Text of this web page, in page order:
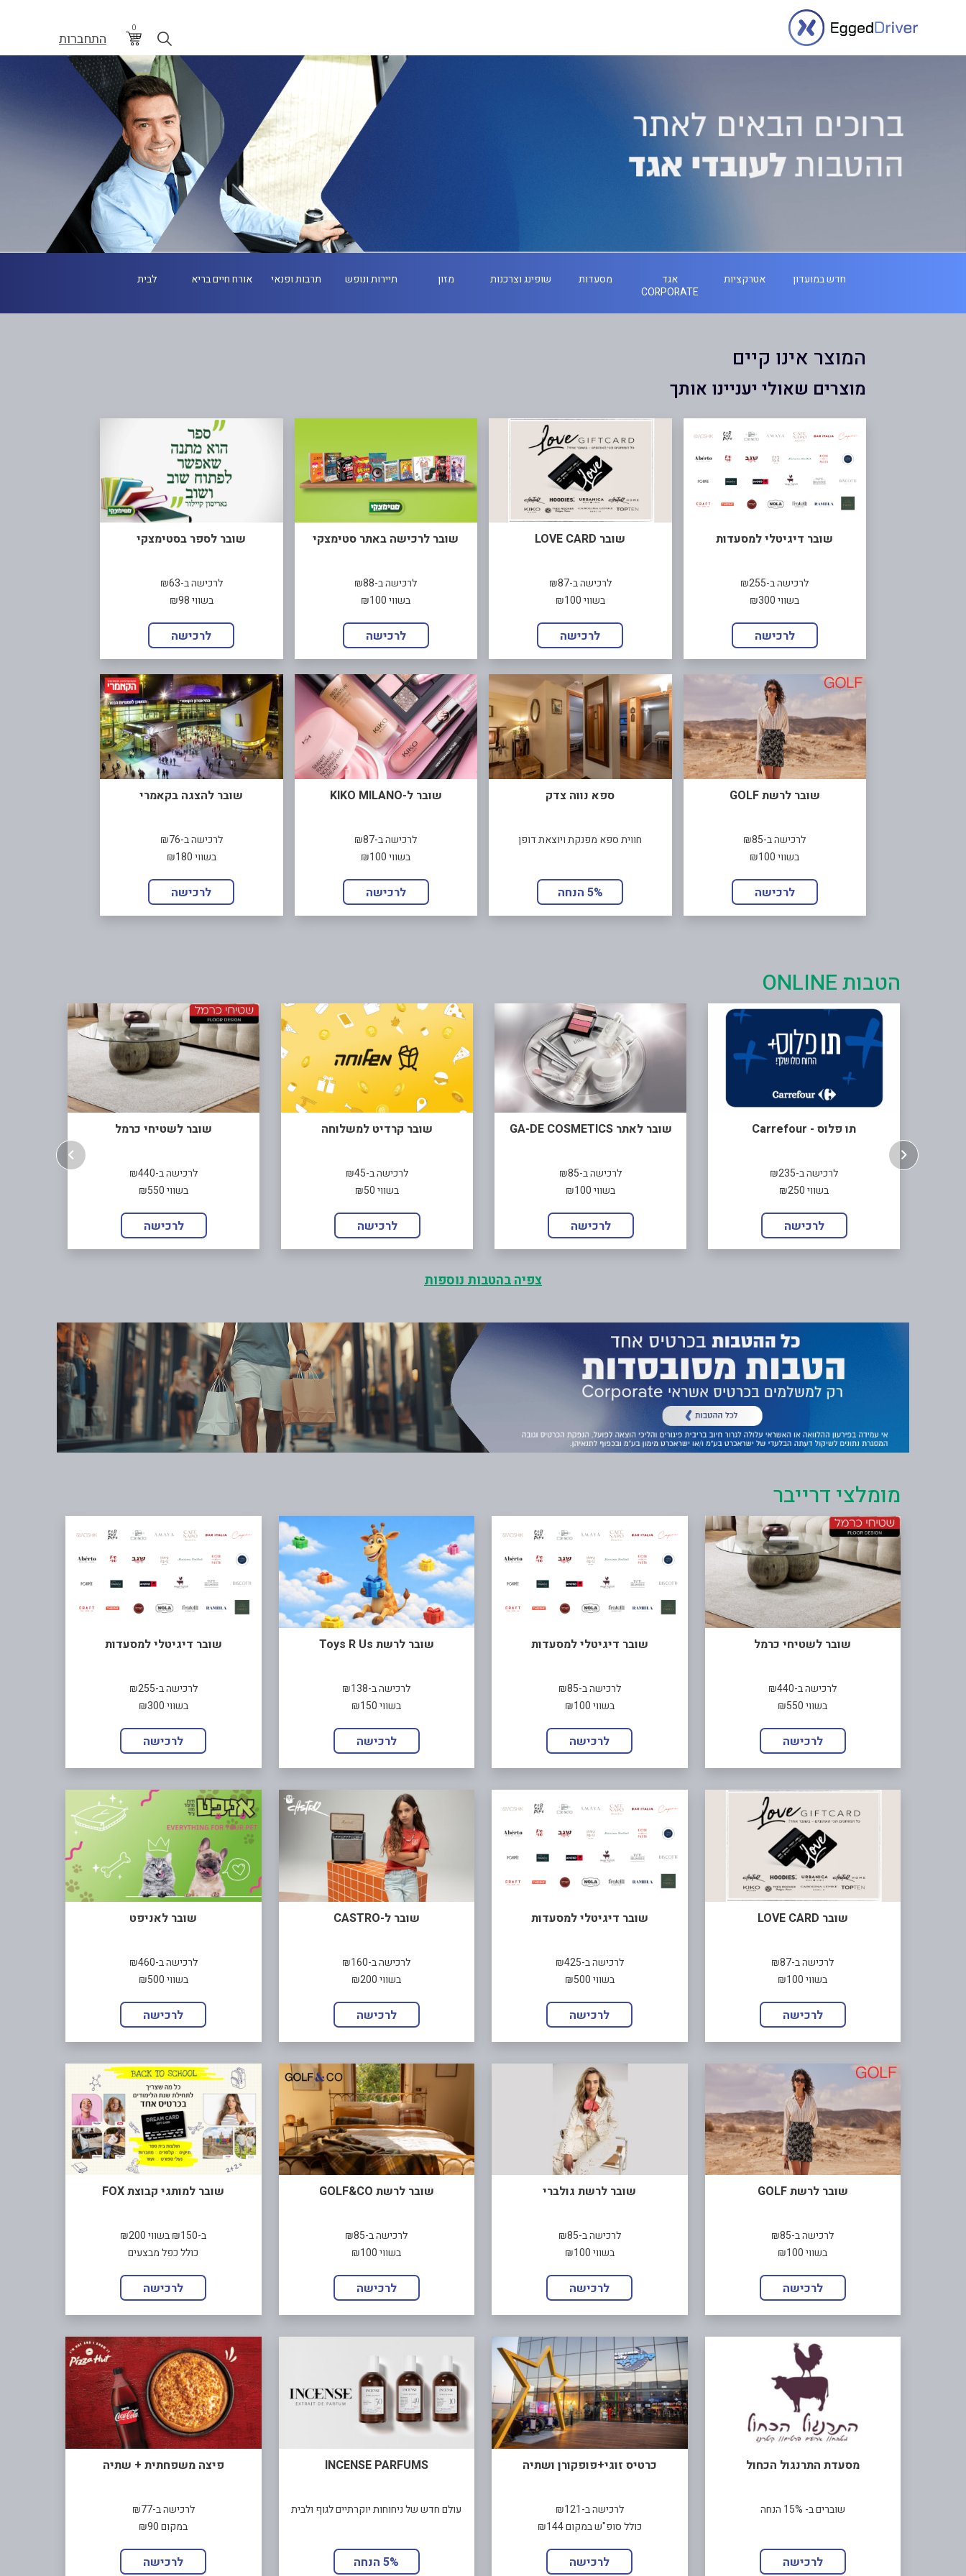
0
התחברות
חדש במועדון אטרקציות
אגד
CORPORATE
מסעדות שופינג וצרכנות מזון תיירות ונופש תרבות ופנאי אורח חיים בריא לבית
המוצר אינו קיים
מוצרים שאולי יעניינו אותך
שובר דיגיטלי למסעדות
לרכישה ב-₪255
בשווי ₪300
לרכישה
שובר LOVE CARD
לרכישה ב-₪87
בשווי ₪100
לרכישה
שובר לרכישה באתר סטימצקי
לרכישה ב-₪88
בשווי ₪100
לרכישה
שובר לספר בסטימצקי
לרכישה ב-₪63
בשווי ₪98
לרכישה
שובר לרשת GOLF
לרכישה ב-₪85
בשווי ₪100
לרכישה
ספא נווה צדק
חווית ספא מפנקת ויוצאת דופן
5% הנחה
שובר ל-KIKO MILANO
לרכישה ב-₪87
בשווי ₪100
לרכישה
שובר להצגה בקאמרי
לרכישה ב-₪76
בשווי ₪180
לרכישה
הטבות ONLINE
שובר לשטיחי כרמל
לרכישה ב-₪440
בשווי ₪550
לרכישה
שובר קרדיט למשלוחה
לרכישה ב-₪45
בשווי ₪50
לרכישה
שובר לאתר GA-DE COSMETICS
לרכישה ב-₪85
בשווי ₪100
לרכישה
תו פלוס - Carrefour
לרכישה ב-₪235
בשווי ₪250
לרכישה
צפיה בהטבות נוספות
מומלצי דרייבר
שובר לשטיחי כרמל
לרכישה ב-₪440
בשווי ₪550
לרכישה
שובר דיגיטלי למסעדות
לרכישה ב-₪85
בשווי ₪100
לרכישה
שובר לרשת Toys R Us
לרכישה ב-₪138
בשווי ₪150
לרכישה
שובר דיגיטלי למסעדות
לרכישה ב-₪255
בשווי ₪300
לרכישה
שובר LOVE CARD
לרכישה ב-₪87
בשווי ₪100
לרכישה
שובר דיגיטלי למסעדות
לרכישה ב-₪425
בשווי ₪500
לרכישה
שובר ל-CASTRO
לרכישה ב-₪160
בשווי ₪200
לרכישה
שובר לאניפט
לרכישה ב-₪460
בשווי ₪500
לרכישה
שובר לרשת GOLF
לרכישה ב-₪85
בשווי ₪100
לרכישה
שובר לרשת גולברי
לרכישה ב-₪85
בשווי ₪100
לרכישה
שובר לרשת GOLF&CO
לרכישה ב-₪85
בשווי ₪100
לרכישה
שובר למותגי קבוצת FOX
ב-₪150 בשווי ₪200
כולל כפל מבצעים
לרכישה
מסעדת התרנגול הכחול
שוברים ב- 15% הנחה
לרכישה
כרטיס זוגי+פופקורן ושתיה
לרכישה ב-₪121
כולל סופ"ש במקום ₪144
לרכישה
INCENSE PARFUMS
עולם חדש של ניחוחות יוקרתיים לגוף ולבית
5% הנחה
פיצה משפחתית + שתיה
לרכישה ב-₪77
במקום ₪90
לרכישה